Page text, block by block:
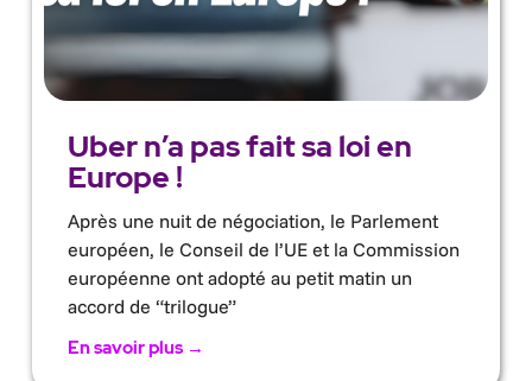
Uber n’a pas fait sa loi en
Europe !
Après une nuit de négociation, le Parlement
européen, le Conseil de l’UE et la Commission
européenne ont adopté au petit matin un
accord de “trilogue”
En savoir plus →